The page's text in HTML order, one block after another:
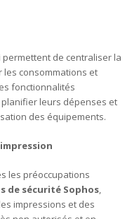
permettent de centraliser la
les consommations et
fonctionnalités
leurs dépenses et
des équipements.
les préoccupations
de sécurité Sophos,
impressions et des